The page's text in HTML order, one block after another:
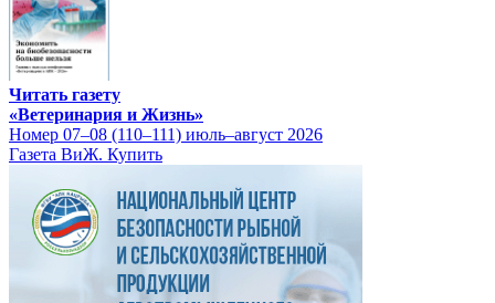
Читать газету
«Ветеринария и Жизнь»
Номер 07–08 (110–111) июль–август 2026
Газета ВиЖ. Купить